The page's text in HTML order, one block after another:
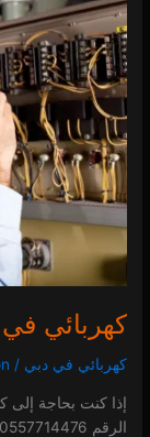
كهربائي
كهربائي في دبي /
إذا كنت بحاجة إلى
في
الحمرية
0 (0)